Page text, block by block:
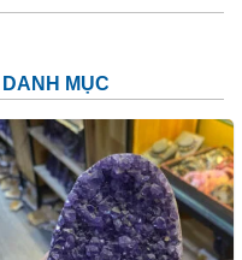
(amethyst)
MỤC